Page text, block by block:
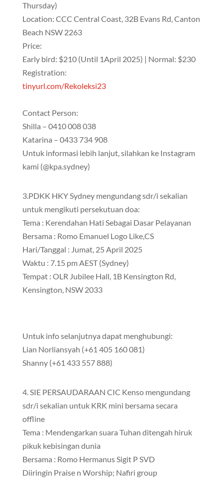
Thursday)
Location: CCC Central Coast, 32B Evans Rd, Canton
Beach NSW 2263
Price:
Early bird: $210 (Until 1April 2025) | Normal: $230
Registration:
tinyurl.com/Rekoleksi23
Contact Person:
Shilla – 0410 008 038
Katarina – 0433 734 908
Untuk informasi lebih lanjut, silahkan ke Instagram
kami (@kpa.sydney)
3.PDKK HKY Sydney mengundang sdr/i sekalian
untuk mengikuti persekutuan doa:
Tema : Kerendahan Hati Sebagai Dasar Pelayanan
Bersama : Romo Emanuel Logo Like,CS
Hari/Tanggal : Jumat, 25 April 2025
Waktu : 7.15 pm AEST (Sydney)
Tempat : OLR Jubilee Hall, 1B Kensington Rd,
Kensington, NSW 2033
Untuk info selanjutnya dapat menghubungi:
Lian Norliansyah (+61 405 160 081)
Shanny (+61 433 557 888)
4. SIE PERSAUDARAAN CIC Kenso mengundang
sdr/i sekalian untuk KRK mini bersama secara
offline
Tema : Mendengarkan suara Tuhan ditengah hiruk
pikuk kebisingan dunia
Bersama : Romo Hermanus Sigit P SVD
Diiringin Praise n Worship; Nafiri group